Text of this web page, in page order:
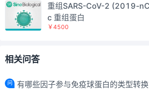
重组SARS-CoV-2 (2019-
c 重组蛋白
￥4500
相关问答
问 有哪些因子参与免疫球蛋白的类型转换